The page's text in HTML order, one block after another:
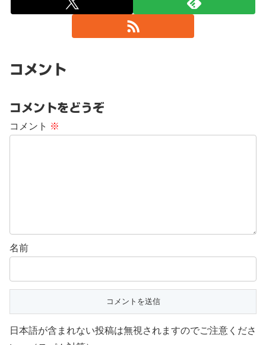
コメント
コメントをどうぞ
コメント ※
名前
日本語が含まれない投稿は無視されますのでご注意くださ